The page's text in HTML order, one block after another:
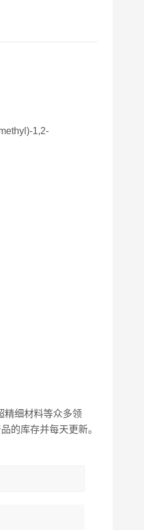
1,2-
精细材料等众多领
的库存并每天更新。